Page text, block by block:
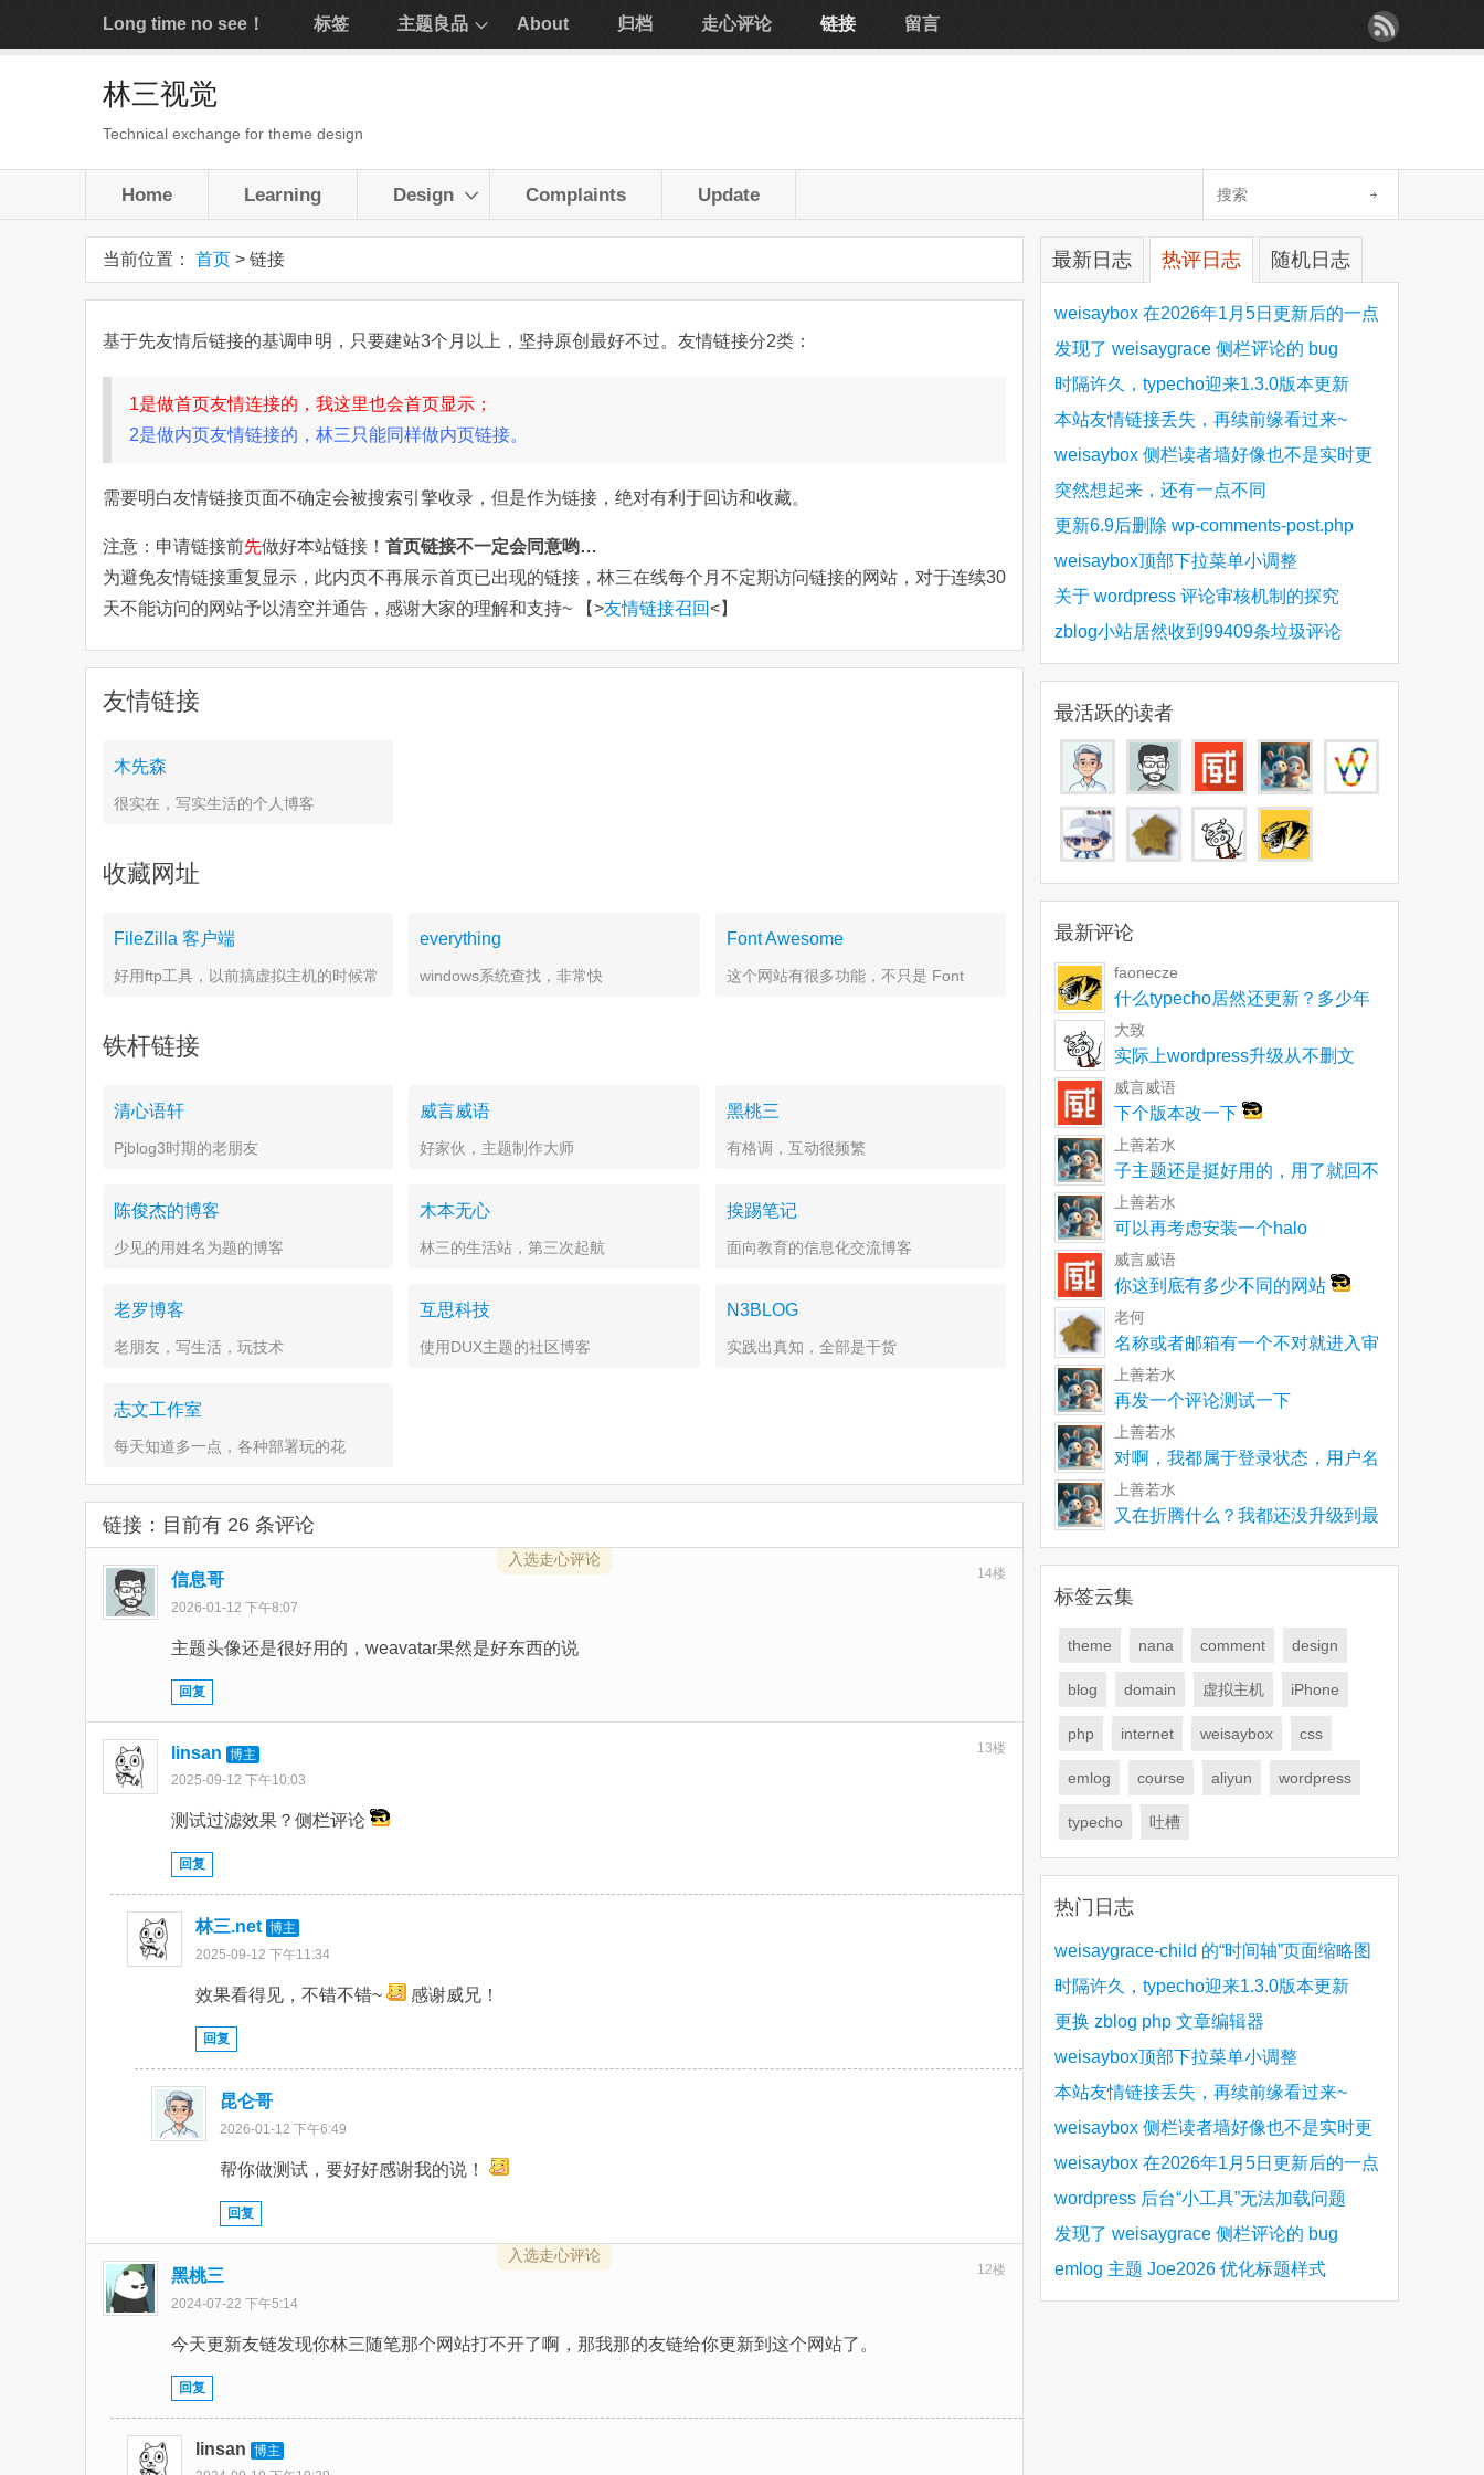
Long time no see！ 标签 主题良品 About 归档 走心评论 链接 留言
林三视觉
Technical exchange for theme design
Home Learning Design Complaints Update
当前位置： 首页 > 链接
基于先友情后链接的基调申明，只要建站3个月以上，坚持原创最好不过。友情链接分2类：
1是做首页友情连接的，我这里也会首页显示；
2是做内页友情链接的，林三只能同样做内页链接。
需要明白友情链接页面不确定会被搜索引擎收录，但是作为链接，绝对有利于回访和收藏。
注意：申请链接前先做好本站链接！ 首页链接不一定会同意哟…
为避免友情链接重复显示，此内页不再展示首页已出现的链接，林三在线每个月不定期访问链接的网站，对于连续30
天不能访问的网站予以清空并通告，感谢大家的理解和支持~ 【>友情链接召回<】
友情链接
木先森
很实在，写实生活的个人博客
收藏网址
FileZilla 客户端
好用ftp工具，以前搞虚拟主机的时候常
everything
windows系统查找，非常快
Font Awesome
这个网站有很多功能，不只是 Font
铁杆链接
清心语轩
Pjblog3时期的老朋友
威言威语
好家伙，主题制作大师
黑桃三
有格调，互动很频繁
陈俊杰的博客
少见的用姓名为题的博客
木本无心
林三的生活站，第三次起航
挨踢笔记
面向教育的信息化交流博客
老罗博客
老朋友，写生活，玩技术
互思科技
使用DUX主题的社区博客
N3BLOG
实践出真知，全部是干货
志文工作室
每天知道多一点，各种部署玩的花
链接： 目前有 26 条评论
14楼
信息哥
2026-01-12 下午8:07
入选走心评论
主题头像还是很好用的，weavatar果然是好东西的说
回复
13楼
linsan 博主
2025-09-12 下午10:03
测试过滤效果？侧栏评论
回复
林三.net 博主
2025-09-12 下午11:34
效果看得见，不错不错~ 感谢威兄！
回复
昆仑哥
2026-01-12 下午6:49
帮你做测试，要好好感谢我的说！
回复
12楼
黑桃三
2024-07-22 下午5:14
入选走心评论
今天更新友链发现你林三随笔那个网站打不开了啊，那我那的友链给你更新到这个网站了。
回复
linsan 博主
最新日志 热评日志 随机日志
weisaybox 在2026年1月5日更新后的一点
细节问题
发现了 weisaygrace 侧栏评论的 bug
时隔许久，typecho迎来1.3.0版本更新
本站友情链接丢失，再续前缘看过来~
weisaybox 侧栏读者墙好像也不是实时更
新的
突然想起来，还有一点不同
更新6.9后删除 wp-comments-post.php
weisaybox顶部下拉菜单小调整
关于 wordpress 评论审核机制的探究
zblog小站居然收到99409条垃圾评论
最活跃的读者
最新评论
faonecze
什么typecho居然还更新？多少年
了一直以为就
大致
实际上wordpress升级从不删文
件。不再使用
威言威语
下个版本改一下
上善若水
子主题还是挺好用的，用了就回不
去了
上善若水
可以再考虑安装一个halo
威言威语
你这到底有多少不同的网站
老何
名称或者邮箱有一个不对就进入审
核呀
上善若水
再发一个评论测试一下
上善若水
对啊，我都属于登录状态，用户名
和邮箱都没有单独输
上善若水
又在折腾什么？我都还没升级到最
标签云集
theme nana comment design
blog domain 虚拟主机 iPhone
php internet weisaybox css
emlog course aliyun wordpress
typecho 吐槽
热门日志
weisaygrace-child 的“时间轴”页面缩略图
bug
时隔许久，typecho迎来1.3.0版本更新
更换 zblog php 文章编辑器
weisaybox顶部下拉菜单小调整
本站友情链接丢失，再续前缘看过来~
weisaybox 侧栏读者墙好像也不是实时更
新的
weisaybox 在2026年1月5日更新后的一点
细节问题
wordpress 后台“小工具”无法加载问题
发现了 weisaygrace 侧栏评论的 bug
emlog 主题 Joe2026 优化标题样式